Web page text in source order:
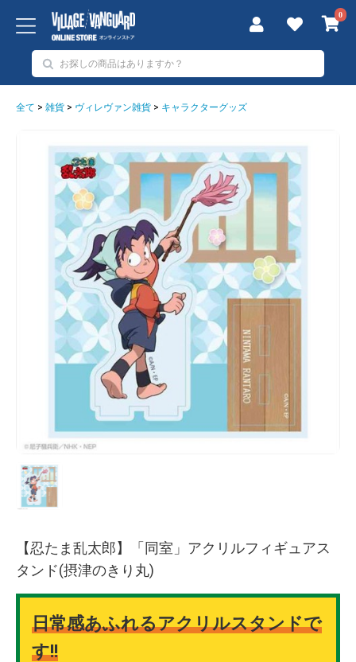
0
全て > 雑貨 > ヴィレヴァン雑貨 > キャラクターグッズ
【忍たま乱太郎】「同室」アクリルフィギュアス
タンド(摂津のきり丸)
日常感あふれるアクリルスタンドで
す!!